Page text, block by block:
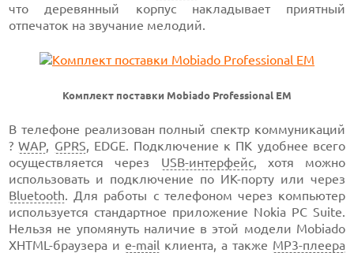
что деревянный корпус накладывает приятный
отпечаток на звучание мелодий.
Комплект поставки Mobiado Professional EM
В телефоне реализован полный спектр коммуникаций
?WAP, GPRS, EDGE. Подключение к ПК удобнее всего
осуществляется через USB-интерфейс, хотя можно
использовать и подключение по ИК-портуили через
Bluetooth. Для работы с телефоном через компьютер
используется стандартное приложение Nokia PC Suite.
Нельзя не упомянуть наличие в этой модели Mobiado
XHTML-браузера и e-mail клиента, а также MP3-плеера